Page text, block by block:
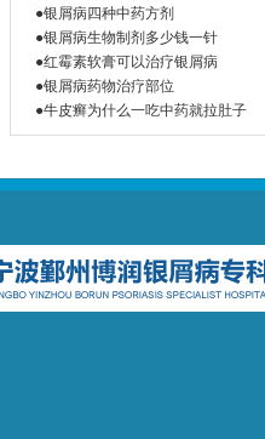
●银屑病四种中药方剂
●银屑病生物制剂多少钱一针
●红霉素软膏可以治疗银屑病
●银屑病药物治疗部位
●牛皮癣为什么一吃中药就拉肚子